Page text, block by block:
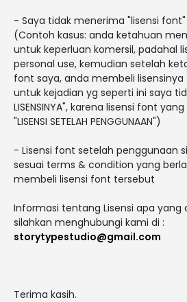
- Saya tidak menerima "lisensi
(Contoh kasus: anda ketahuan
untuk keperluan komersil, padahal
personal use, kemudian setelah
font saya, anda membeli lisensinya
untuk kejadian yg seperti ini saya
LISENSINYA", karena lisensi font
"LISENSI SETELAH PENGGUNAAN")
- Lisensi font setelah penggunaan
sesuai terms & condition yang
membeli lisensi font tersebut
Informasi tentang Lisensi apa yang
silahkan menghubungi kami di :
storytypestudio@gmail.com
Terima kasih.